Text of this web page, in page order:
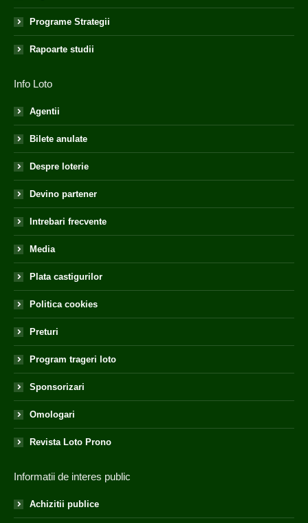
Programe Strategii
Rapoarte studii
Info Loto
Agentii
Bilete anulate
Despre loterie
Devino partener
Intrebari frecvente
Media
Plata castigurilor
Politica cookies
Preturi
Program trageri loto
Sponsorizari
Omologari
Revista Loto Prono
Informatii de interes public
Achizitii publice